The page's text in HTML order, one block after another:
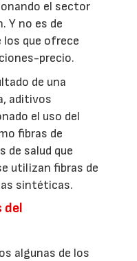
el sector
Y no es de
los que ofrece
precio.
de una
aditivos
el uso del
fibras de
de salud que
utilizan fibras de
sintéticas.
del
algunas de los